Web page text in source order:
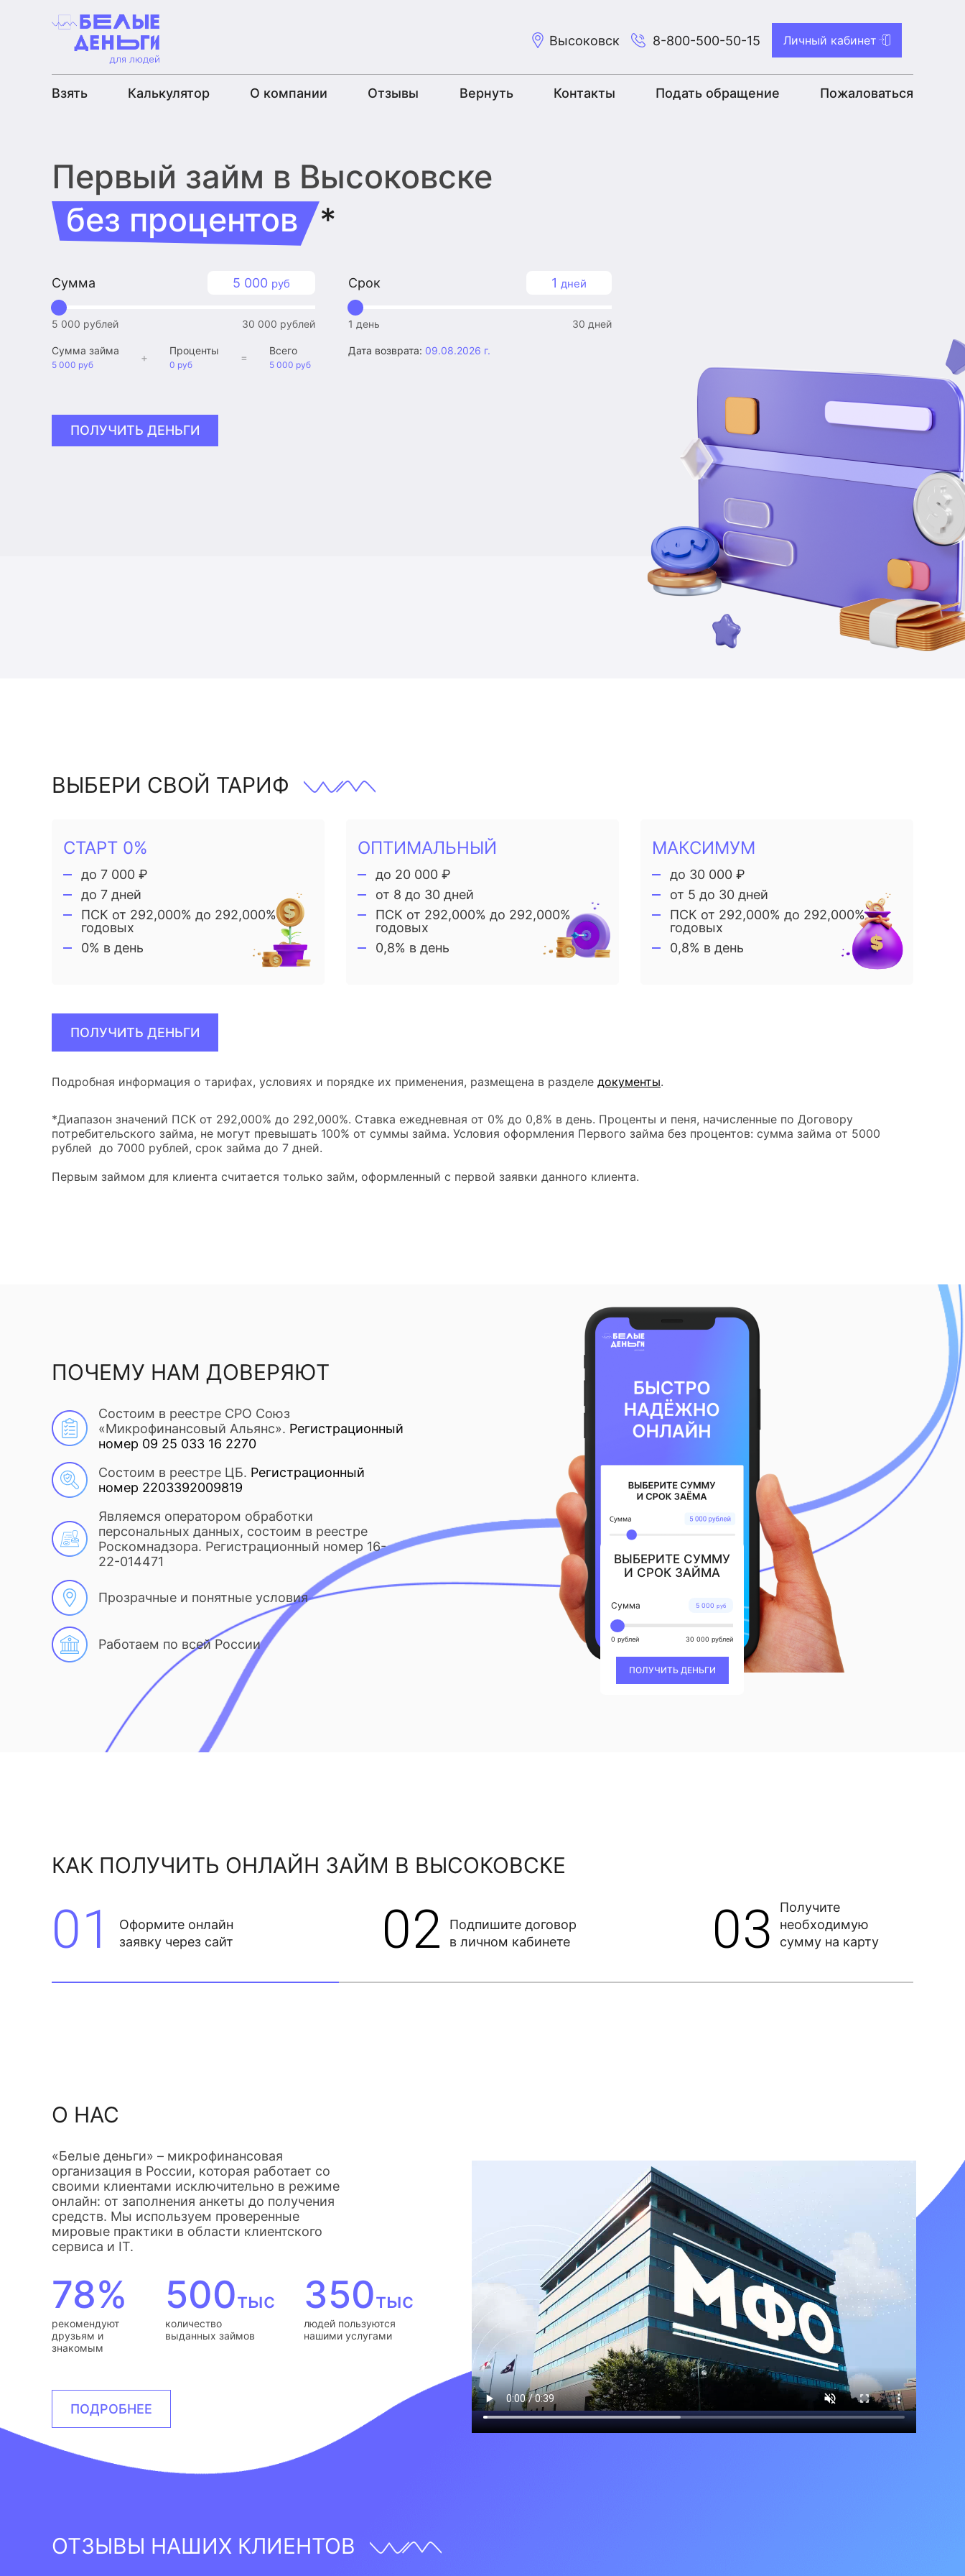
Высоковск 8-800-500-50-15 Личный кабинет
Взять Калькулятор О компании Отзывы Вернуть Контакты Подать обращение Пожаловаться
Первый займ в Высоковске
без процентов
*
5 000 руб
Сумма
5 000 рублей 30 000 рублей
1 дней
Срок
1 день 30 дней
Сумма займа
5 000 руб
+
Проценты
0 руб
=
Всего
5 000 руб
Дата возврата: 09.08.2026 г.
ПОЛУЧИТЬ ДЕНЬГИ
ВЫБЕРИ СВОЙ ТАРИФ
СТАРТ 0%
до 7 000 ₽
до 7 дней
ПСК от 292,000% до 292,000%
годовых
0% в день
ОПТИМАЛЬНЫЙ
до 20 000 ₽
от 8 до 30 дней
ПСК от 292,000% до 292,000%
годовых
0,8% в день
МАКСИМУМ
до 30 000 ₽
от 5 до 30 дней
ПСК от 292,000% до 292,000%
годовых
0,8% в день
ПОЛУЧИТЬ ДЕНЬГИ
Подробная информация о тарифах, условиях и порядке их применения, размещена в разделе документы.
*Диапазон значений ПСК от 292,000% до 292,000%. Ставка ежедневная от 0% до 0,8% в день. Проценты и пеня, начисленные по Договору
потребительского займа, не могут превышать 100% от суммы займа. Условия оформления Первого займа без процентов: сумма займа от 5000
рублей до 7000 рублей, срок займа до 7 дней.
Первым займом для клиента считается только займ, оформленный с первой заявки данного клиента.
ПОЧЕМУ НАМ ДОВЕРЯЮТ
Состоим в реестре СРО Союз
«Микрофинансовый Альянс». Регистрационный
номер 09 25 033 16 2270
Состоим в реестре ЦБ. Регистрационный
номер 2203392009819
Являемся оператором обработки
персональных данных, состоим в реестре
Роскомнадзора. Регистрационный номер 16-
22-014471
Прозрачные и понятные условия
Работаем по всей России
ВЫБЕРИТЕ СУММУ
И СРОК ЗАЙМА
5 000 руб
Сумма
0 рублей 30 000 рублей
ПОЛУЧИТЬ ДЕНЬГИ
КАК ПОЛУЧИТЬ ОНЛАЙН ЗАЙМ В ВЫСОКОВСКЕ
01
Оформите онлайн
заявку через сайт
02
Подпишите договор
в личном кабинете
03
Получите
необходимую
сумму на карту
О НАС
«Белые деньги» – микрофинансовая
организация в России, которая работает со
своими клиентами исключительно в режиме
онлайн: от заполнения анкеты до получения
средств. Мы используем проверенные
мировые практики в области клиентского
сервиса и IT.
78%
рекомендуют
друзьям и
знакомым
500тыс
количество
выданных займов
350тыс
людей пользуются
нашими услугами
ПОДРОБНЕЕ
ОТЗЫВЫ НАШИХ КЛИЕНТОВ